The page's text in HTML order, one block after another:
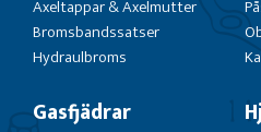
Axeltappar & Axelmutter
Bromsbandssatser
Hydraulbroms
Gasfjädrar